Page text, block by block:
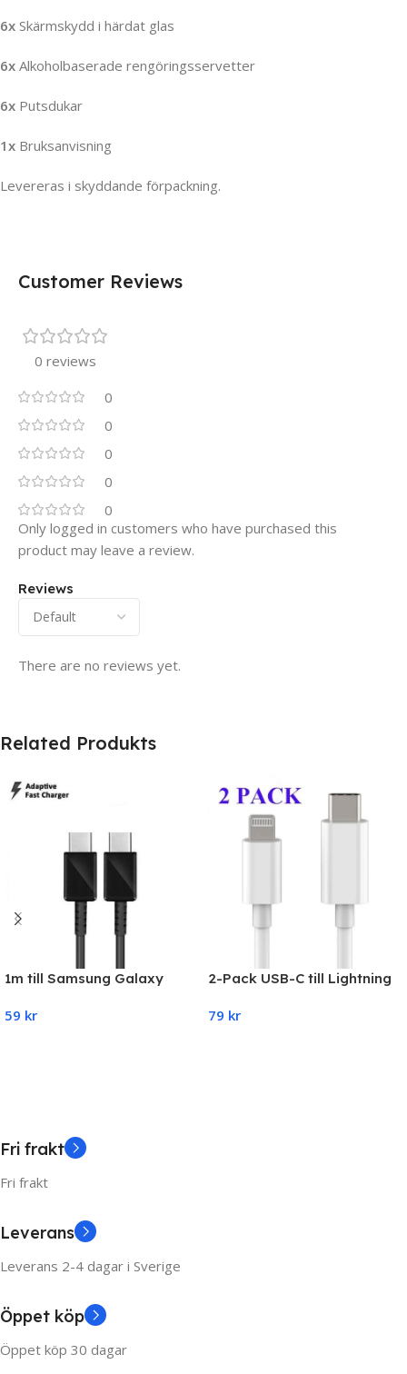
6x Skärmskydd i härdat glas
6x Alkoholbaserade rengöringsservetter
6x Putsdukar
1x Bruksanvisning
Levereras i skyddande förpackning.
Customer Reviews
0 reviews
0
0
0
0
0
Reviews
There are no reviews yet.
Only logged in customers who have purchased this
product may leave a review.
Related Produkts
1m till Samsung Galaxy
USB-C Kabel
59 kr
2-Pack USB-C till Lightning
Laddare 2 Meter
79 kr
Fri frakt
Fri frakt
Leverans
Leverans 2-4 dagar i Sverige
Öppet köp
Öppet köp 30 dagar